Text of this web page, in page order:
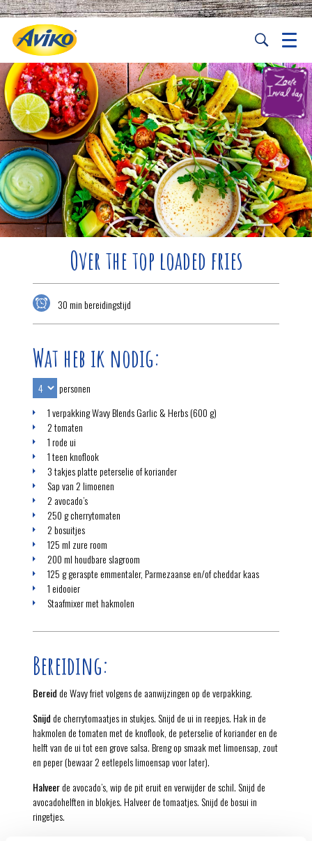
Over the top loaded fries
30 min bereidingstijd
Wat heb ik nodig:
personen
1 verpakking Wavy Blends Garlic & Herbs (600 g)
2 tomaten
1 rode ui
1 teen knoflook
3 takjes platte peterselie of koriander
Sap van 2 limoenen
2 avocado’s
250 g cherrytomaten
2 bosuitjes
125 ml zure room
200 ml houdbare slagroom
125 g geraspte emmentaler, Parmezaanse en/of cheddar kaas
1 eidooier
Staafmixer met hakmolen
Bereiding:
Bereidde Wavy friet volgens de aanwijzingen op de verpakking.
Snijdde cherrytomaatjes in stukjes. Snijd de ui in reepjes. Hak in de
hakmolen de tomaten met de knoflook, de peterselie of koriander en de
helft van de ui tot een grove salsa. Breng op smaak met limoensap, zout
en peper (bewaar 2 eetlepels limoensap voor later).
Halveerde avocado’s, wip de pit eruit en verwijder de schil. Snijd de
avocadohelften in blokjes. Halveer de tomaatjes. Snijd de bosui in
ringetjes.